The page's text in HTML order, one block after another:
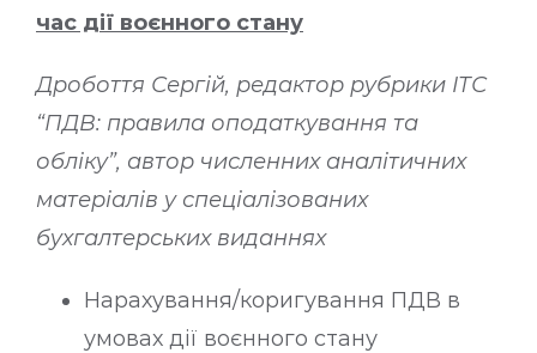
час дії воєнного стану
Дробоття Сергій, редактор рубрики ІТС
“ПДВ: правила оподаткування та
обліку”, автор численних аналітичних
матеріалів у спеціалізованих
бухгалтерських виданнях
Нарахування/коригування ПДВ в
умовах дії воєнного стану